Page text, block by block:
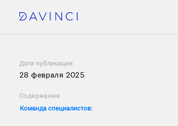
Дата публикации
28 февраля 2025
Содержание
Команда специалистов: